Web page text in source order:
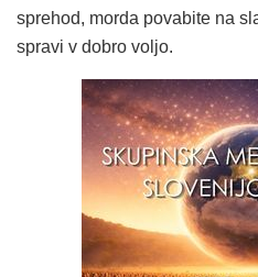
sprehod, morda povabite na
spravi v dobro voljo.